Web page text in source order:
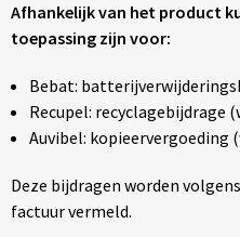
Afhankelijk van het product
toepassing zijn voor:
Bebat:
Recupel: recyclagebijdrage
Auvibel: kopieervergoeding
Deze bijdragen worden
factuur vermeld.